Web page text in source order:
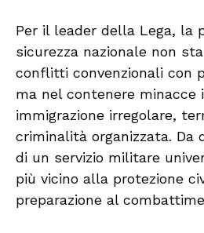
Per il leader della Lega, la
sicurezza nazionale non
conflitti convenzionali con
ma nel contenere minacce
immigrazione irregolare,
criminalità organizzata. Da
di un servizio militare
più vicino alla protezione
preparazione al